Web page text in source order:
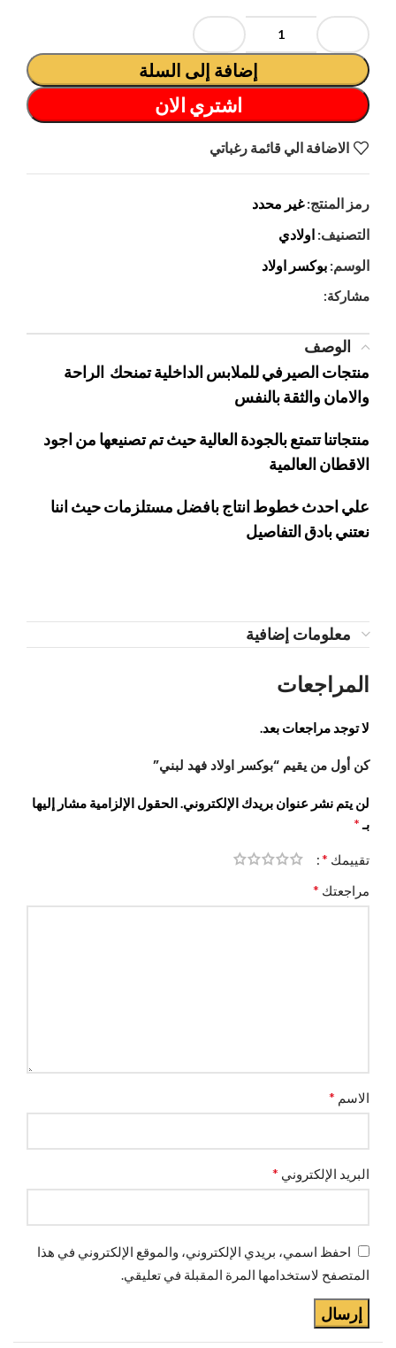
إضافة إلى السلة
اشتري الان
الاضافة الي قائمة رغباتي
رمز المنتج:غير محدد
التصنيف: اولادي
الوسم: بوكسر اولاد
مشاركة:
الوصف
منتجات الصيرفي للملابس الداخلية تمنحك الراحة
والامان والثقة بالنفس
منتجاتنا تتمتع بالجودة العالية حيث تم تصنيعها من اجود
الاقطان العالمية
علي احدث خطوط انتاج بافضل مستلزمات حيث اننا
نعتني بادق التفاصيل
معلومات إضافية
المراجعات
لا توجد مراجعات بعد.
كن أول من يقيم “بوكسر اولاد فهد لبني”
لن يتم نشر عنوان بريدك الإلكتروني. الحقول الإلزامية مشار إليها
بـ *
تقييمك *
مراجعتك *
الاسم *
البريد الإلكتروني *
احفظ اسمي، بريدي الإلكتروني، والموقع الإلكتروني في هذا
المتصفح لاستخدامها المرة المقبلة في تعليقي.